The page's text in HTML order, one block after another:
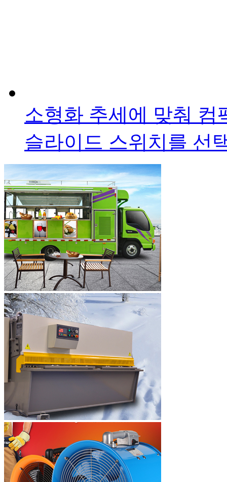
소형화 추세에 맞춰
슬라이드 스위치를 선